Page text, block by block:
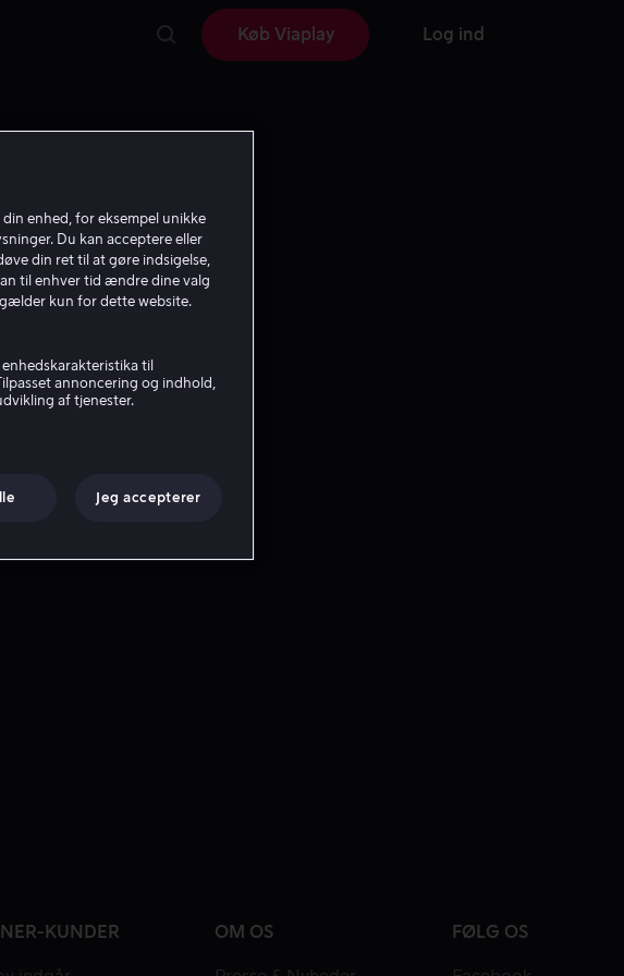
Køb Viaplay Log ind
KUNDER OM OS FØLG OS
enhed, for eksempel unikke
Du kan acceptere eller
din ret til at gøre indsigelse,
til enhver tid ændre dine valg
kun for dette website.
til
annoncering og indhold,
af tjenester.
Jeg accepterer